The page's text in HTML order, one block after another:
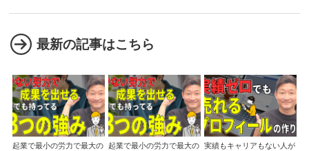
最新の記事はこちら
起業で最小の労力で最大の
起業で最小の労力で最大の
実績もキャリアもない人が